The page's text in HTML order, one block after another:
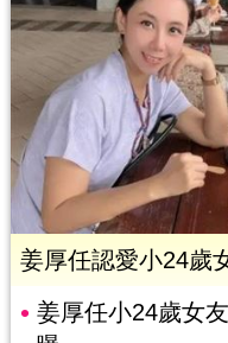
姜厚任認愛小24歲
姜厚任小24歲女